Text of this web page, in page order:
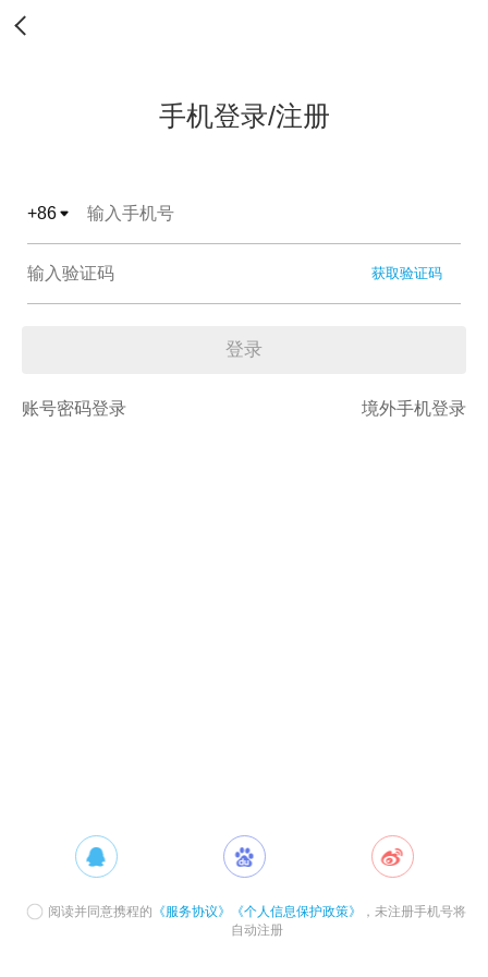
手机登录/注册
+86
获取验证码
登录
账号密码登录 境外手机登录
阅读并同意携程的 《服务协议》 《个人信息保护政策》
，未注册手机号将
自动注册